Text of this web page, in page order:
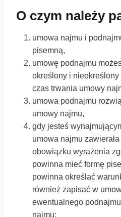
O czym należy
umowa najmu i
pisemną,
umowę podnajmu
określony i nieokreślony
czas trwania umowy
umowa podnajmu
umowy najmu,
gdy jesteś
umowa najmu
obowiązku wyrażenia
powinna mieć formę
powinna określać
również zapisać w
ewentualnego
najmu;